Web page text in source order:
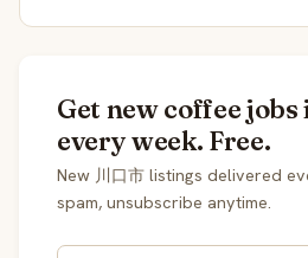
Get new coffee jobs
every week. Free.
New 川口市 listings delivered
spam, unsubscribe anytime.